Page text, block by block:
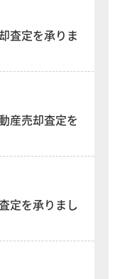
査定を承りま
産売却査定を
定を承りまし